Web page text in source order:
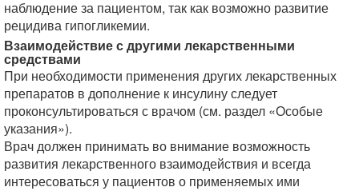
наблюдение за пациентом, так как возможно развитие
рецидива гипогликемии.
Взаимодействие с другими лекарственными
средствами
При необходимости применения других лекарственных
препаратов в дополнение к инсулину следует
проконсультироваться с врачом (см. раздел «Особые
указания»).
Врач должен принимать во внимание возможность
развития лекарственного взаимодействия и всегда
интересоваться у пациентов о применяемых ими